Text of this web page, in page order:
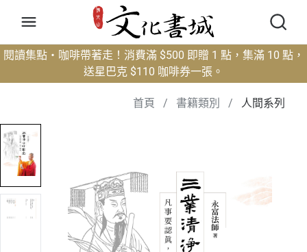
閱讀集點・咖啡帶著走！消費滿 $500 即贈 1 點，集滿 10 點，
送星巴克 $110 咖啡券一張。
首頁 / 書籍類別 / 人間系列